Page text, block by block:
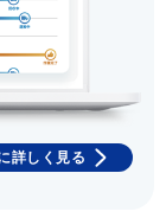
詳しく見る